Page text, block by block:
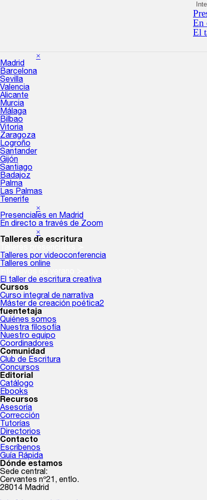
En
El
×
Madrid
Barcelona
Sevilla
Valencia
Alicante
Murcia
Málaga
Bilbao
Vitoria
Zaragoza
Logroño
Santander
Gijón
Santiago
Badajoz
Palma
Las Palmas
Tenerife
×
Presenciales en Madrid
En directo a través de Zoom
×
Talleres de escritura
Talleres por videoconferencia
Talleres online
El taller de escritura creativa
Cursos
Curso integral de narrativa
Máster de creación poética2
fuentetaja
Quiénes somos
Nuestra filosofía
Nuestro equipo
Coordinadores
Comunidad
Club de Escritura
Concursos
Editorial
Catálogo
Ebooks
Recursos
Asesoría
Corrección
Tutorías
Directorios
Contacto
Escríbenos
Guía Rápida
Dónde estamos
Sede central:
Cervantes nº21, entlo.
28014 Madrid